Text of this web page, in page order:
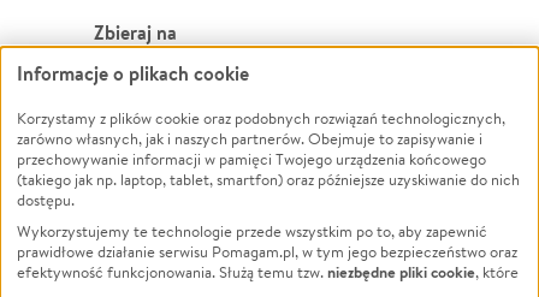
Zbieraj na
Leczenie
Zwierzęta
Pożar
Ukraina
Pomoc Finansowa
Projekty
Powódź
Wichura
NGO
Edukacja
Podróż
Informacje o plikach cookie
Korzystamy z plików cookie oraz podobnych rozwiązań technologicznych,
zarówno własnych, jak i naszych partnerów. Obejmuje to zapisywanie i
przechowywanie informacji w pamięci Twojego urządzenia końcowego
(takiego jak np. laptop, tablet, smartfon) oraz późniejsze uzyskiwanie do nich
dostępu.
Wykorzystujemy te technologie przede wszystkim po to, aby zapewnić
prawidłowe działanie serwisu Pomagam.pl, w tym jego bezpieczeństwo oraz
efektywność funkcjonowania. Służą temu tzw.niezbędne pliki cookie, które